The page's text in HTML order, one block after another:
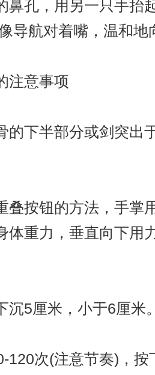
孔，用另一只手抬
导航对着嘴，温和地
意事项
下半部分或剑突出
按钮的方法，手掌
体重力，垂直向下用
5厘米，小于6厘米
次(注意节奏)，按